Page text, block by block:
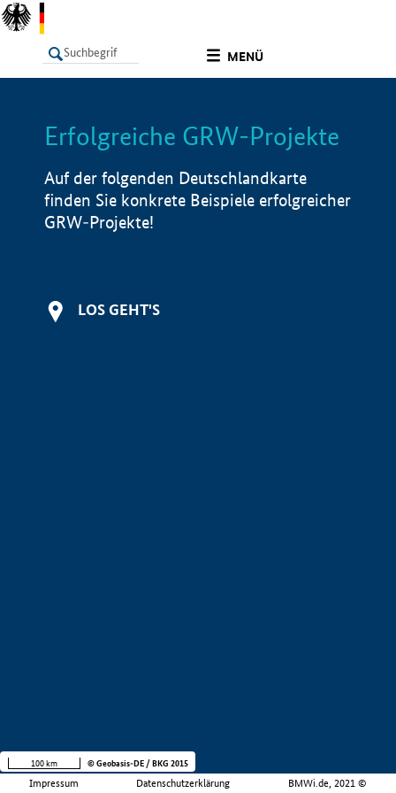
MENÜ
LISTE Info
Erfolgreiche GRW-Projekte
Auf der folgenden Deutschlandkarte
finden Sie konkrete Beispiele erfolgreicher
GRW-Projekte!
LOS GEHT'S
Impressum Datenschutzerklärung BMWi.de, 2021 ©
100 km © Geobasis-DE / BKG 2015